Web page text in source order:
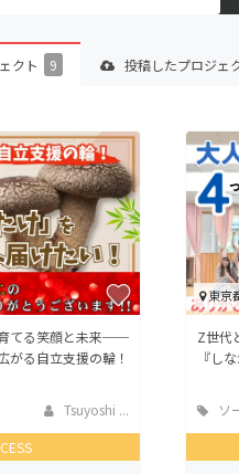
クト 9 投稿したプロジェ
育てる笑顔と未来──
がる自立支援の輪！
Tsuyoshi ...
東京
Z世代
『し
ソ
ッド